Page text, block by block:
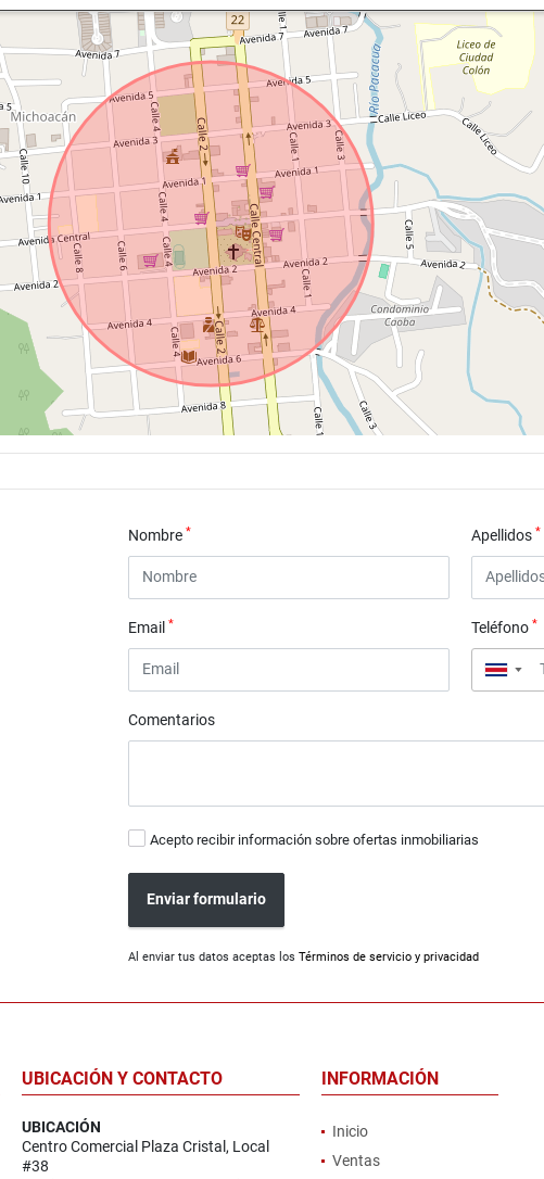
Nombre* Apellidos *
Email* Teléfono *
▼
Comentarios
Acepto recibir información sobre ofertas inmobiliarias
Enviar formulario
Al enviar tus datos aceptas losTérminos de servicio y privacidad
UBICACIÓN Y CONTACTO
UBICACIÓN
Centro Comercial Plaza Cristal, Local
#38
INFORMACIÓN
Inicio
Ventas